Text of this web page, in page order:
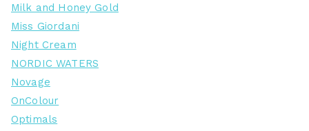
Milk and Honey Gold
Miss Giordani
Night Cream
NORDIC WATERS
Novage
OnColour
Optimals